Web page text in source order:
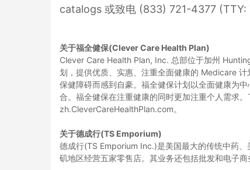
catalogs 或致电 (833) 721-4377 (TTY:
关于福全健保(Clever Care Health Plan)
Clever Care Health Plan, Inc. 总部位于加州
划，提供优质、实惠、注重全面健康的 Medicare
保健障碍而感到自豪。福全健保计划以全面健康为
合。福全健保在注重健康的同时更加注重个人需求
zh.CleverCareHealthPlan.com。
关于德成行(TS Emporium)
德成行(TS Emporium Inc.)是美国最大的传统中药
矶地区经营五家零售店。其业务还包括批发和电子